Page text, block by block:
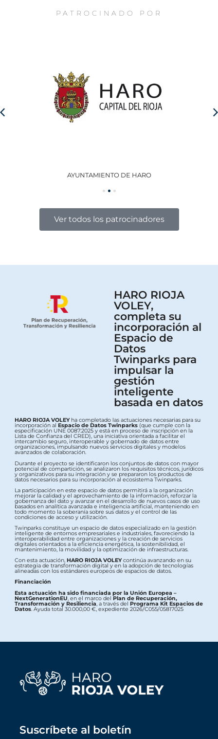
PATROCINADO POR
AYUNTAMIENTO DE HARO
Ver todos los patrocinadores
HARO RIOJA
VOLEY,
completa su
incorporación al
Espacio de
Datos
Twinparks para
impulsar la
gestión
inteligente
basada en datos
HARO RIOJA VOLEYha completado las actuaciones necesarias para su
incorporación al Espacio de Datos Twinparks (que cumple con la
especificación UNE 0087:2025 y está en proceso de inscripción en la
Lista de Confianza del CRED), una iniciativa orientada a facilitar el
intercambio seguro, interoperable y gobernado de datos entre
organizaciones, impulsando nuevos servicios digitales y modelos
avanzados de colaboración.
Durante el proyecto se identificaron los conjuntos de datos con mayor
potencial de compartición, se analizaron los requisitos técnicos, jurídicos
y organizativos para su integración y se prepararon los productos de
datos necesarios para su incorporación al ecosistema Twinparks.
La participación en este espacio de datos permitirá a la organización
mejorar la calidad y el aprovechamiento de la información, reforzar la
gobernanza del dato y avanzar en el desarrollo de nuevos casos de uso
basados en analítica avanzada e inteligencia artificial, manteniendo en
todo momento la soberanía sobre sus datos y el control de las
condiciones de acceso y utilización.
Twinparks constituye un espacio de datos especializado en la gestión
inteligente de entornos empresariales e industriales, favoreciendo la
interoperabilidad entre organizaciones y la creación de servicios
digitales orientados a la eficiencia energética, la sostenibilidad, el
mantenimiento, la movilidad y la optimización de infraestructuras.
Con esta actuación, HARO RIOJA VOLEYcontinúa avanzando en su
estrategia de transformación digital y en la adopción de tecnologías
alineadas con los estándares europeos de espacios de datos.
Financiación
Esta actuación ha sido financiada por la Unión Europea –
NextGenerationEU , en el marco delPlan de Recuperación,
Transformación y Resiliencia , a través del Programa Kit Espacios de
Datos . Ayuda total 30.000,00 €, expediente 2026/C055/05817025
Suscríbete al boletín